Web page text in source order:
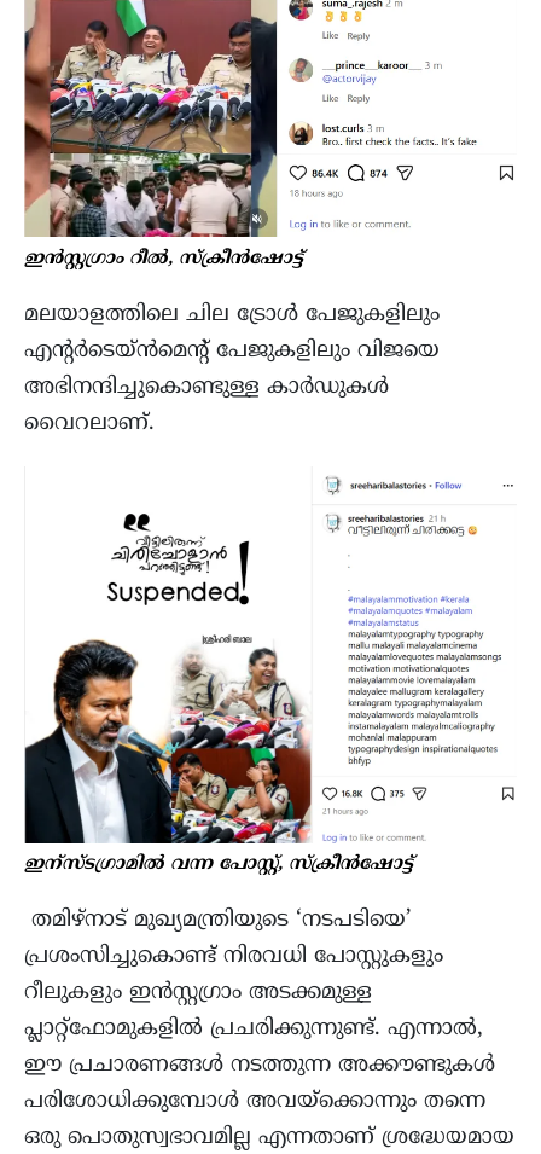
ഇൻസ്റ്റഗ്രാം റീൽ, സ്ക്രീൻഷോട്ട്
മലയാളത്തിലെ ചില ട്രോൾ പേജുകളിലും
എൻ്റർടെയ്ൻമെൻ്റ് പേജുകളിലും വിജയെ
അഭിനന്ദിച്ചുകൊണ്ടുള്ള കാർഡുകൾ
വൈറലാണ്.
ഇന്സ്ടഗ്രാമില്‍ വന്ന പോസ്റ്റ്, സ്ക്രീന്‍ഷോട്ട്
തമിഴ്നാട് മുഖ്യമന്ത്രിയുടെ ‘നടപടിയെ’
പ്രശംസിച്ചുകൊണ്ട് നിരവധി പോസ്റ്റുകളും
റീലുകളും ഇൻസ്റ്റഗ്രാം അടക്കമുള്ള
പ്ലാറ്റ്‌ഫോമുകളിൽ പ്രചരിക്കുന്നുണ്ട്. എന്നാൽ,
ഈ പ്രചാരണങ്ങൾ നടത്തുന്ന അക്കൗണ്ടുകൾ
പരിശോധിക്കുമ്പോൾ അവയ്‌ക്കൊന്നും തന്നെ
ഒരു പൊതുസ്വഭാവമില്ല എന്നതാണ് ശ്രദ്ധേയമായ